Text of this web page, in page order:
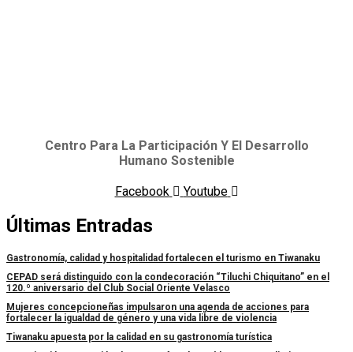
Centro Para La Participación Y El Desarrollo
Humano Sostenible
Facebook Youtube
Últimas Entradas
Gastronomía, calidad y hospitalidad fortalecen el turismo en Tiwanaku
CEPAD será distinguido con la condecoración “Tiluchi Chiquitano” en el
120.º aniversario del Club Social Oriente Velasco
Mujeres concepcioneñas impulsaron una agenda de acciones para
fortalecer la igualdad de género y una vida libre de violencia
Tiwanaku apuesta por la calidad en su gastronomía turística